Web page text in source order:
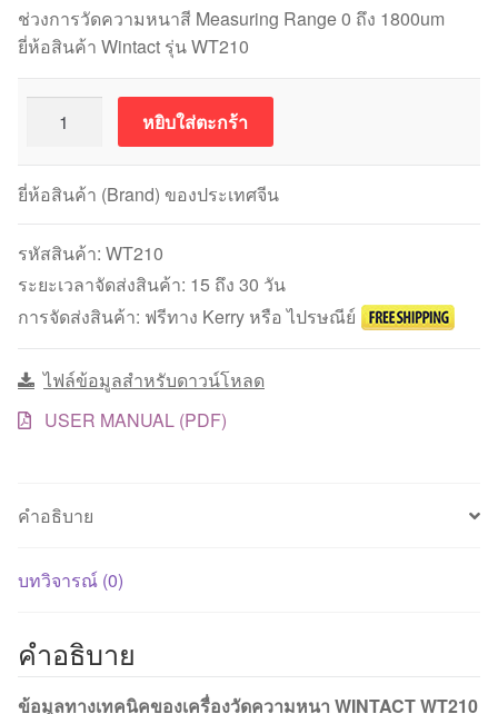
ช่วงการวัดความหนาสี Measuring Range 0 ถึง 1800um
ยี่ห้อสินค้า Wintact รุ่น WT210
WINTACT
WT210
เครื่อง
วัด
ความ
หนา
Coating
Gauge
ชิ้น
หยิบใส่ตะกร้า
ยี่ห้อสินค้า (Brand) ของประเทศจีน
รหัสสินค้า: WT210
ระยะเวลาจัดส่งสินค้า: 15 ถึง 30 วัน
การจัดส่งสินค้า: ฟรีทาง Kerry หรือ ไปรษณีย์
ไฟล์ข้อมูลสำหรับดาวน์โหลด
USER MANUAL (PDF)
คำอธิบาย
บทวิจารณ์ (0)
คำอธิบาย
ข้อมูลทางเทคนิคของเครื่องวัดความหนา WINTACT WT210